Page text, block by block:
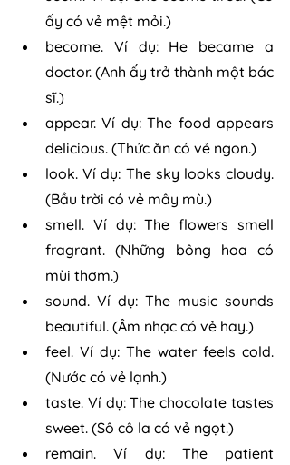
ấy có vẻ mệt mỏi.)
become. Ví dụ: He became a
doctor. (Anh ấy trở thành một bác
sĩ.)
appear. Ví dụ: The food appears
delicious. (Thức ăn có vẻ ngon.)
look. Ví dụ: The sky looks cloudy.
(Bầu trời có vẻ mây mù.)
smell. Ví dụ: The flowers smell
fragrant. (Những bông hoa có
mùi thơm.)
sound. Ví dụ: The music sounds
beautiful. (Âm nhạc có vẻ hay.)
feel. Ví dụ: The water feels cold.
(Nước có vẻ lạnh.)
taste. Ví dụ: The chocolate tastes
sweet. (Sô cô la có vẻ ngọt.)
remain. Ví dụ: The patient